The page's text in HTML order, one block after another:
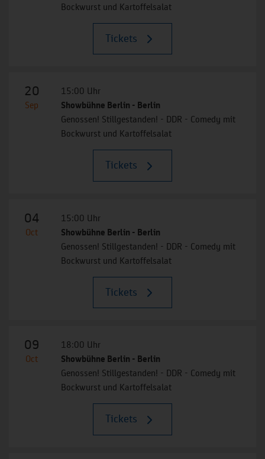
Bockwurst und Kartoffelsalat
Tickets
20
Sep
15:00 Uhr
Showbühne Berlin - Berlin
Genossen! Stillgestanden! - DDR - Comedy mit
Bockwurst und Kartoffelsalat
Tickets
04
Oct
15:00 Uhr
Showbühne Berlin - Berlin
Genossen! Stillgestanden! - DDR - Comedy mit
Bockwurst und Kartoffelsalat
Tickets
09
Oct
18:00 Uhr
Showbühne Berlin - Berlin
Genossen! Stillgestanden! - DDR - Comedy mit
Bockwurst und Kartoffelsalat
Tickets